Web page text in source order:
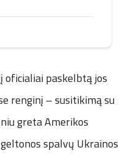
oficialiai paskelbtą jos
renginį – susitikimą su
greta Amerikos
spalvų Ukrainos